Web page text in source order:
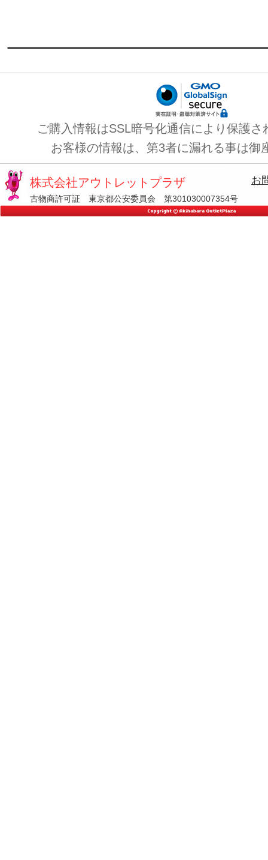
ご購入情報はSSL暗号化通信により保護さ
お客様の情報は、第3者に漏れる事は御
株式会社アウトレットプラザ
古物商許可証 東京都公安委員会 第301030007354号
お